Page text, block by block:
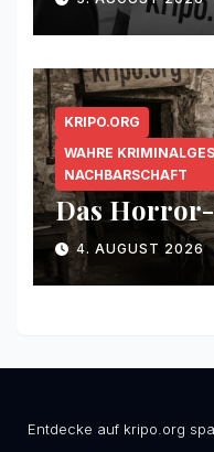
KRIPO.ORG
WAHRE
NACHBARSCHAFT
Das
4. AUGUST 2026
Entdecke auf kripo.org